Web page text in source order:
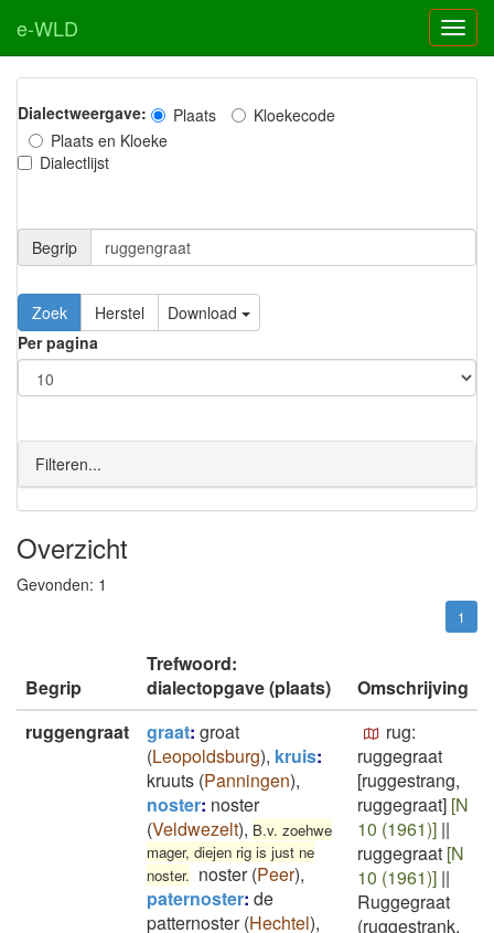
e-WLD
Dialectweergave: Plaats
Kloekecode
Plaats en Kloeke
Dialectlijst
Begrip
Zoek Herstel
Download
Per pagina
Filteren...
Overzicht
Gevonden: 1
1
Begrip
Trefwoord:
dialectopgave (plaats)
Omschrijving
ruggengraat
graat: groat
(Leopoldsburg), kruis:
kruuts (Panningen),
noster: noster
(Veldwezelt), B.v. zoehwe
mager, diejen rig is just ne
noster. noster(Peer),
paternoster: de
patternoster(Hechtel),
rug:
ruggegraat
[ruggestrang,
ruggegraat] [N
10 (1961)] ||
ruggegraat [N
10 (1961)] ||
Ruggegraat
(ruggestrank,